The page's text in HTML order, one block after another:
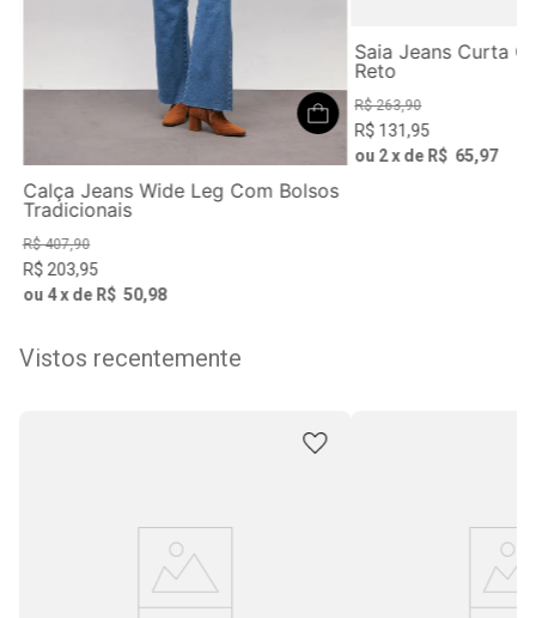
Calça Jeans Wide Leg Com Bolsos
Tradicionais
R$ 407,90
R$ 203,95
ou 4x de R$ 50,98
Saia Jeans Curta
Reto
R$ 263,90
R$ 131,95
ou 2x de R$ 65,97
Vistos recentemente